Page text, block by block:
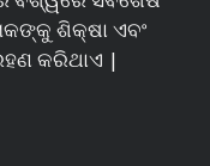
ଶିକ୍ଷା ଏବଂ
କରିଥାଏ |